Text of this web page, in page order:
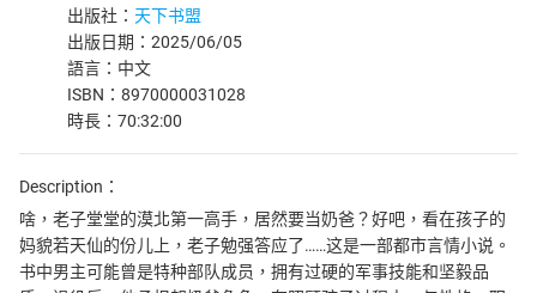
出版社： 天下书盟
出版日期：2025/06/05
語言：中文
ISBN：8970000031028
時長：70:32:00
Description：
啥，老子堂堂的漠北第一高手，居然要当奶爸？好吧，看在孩子的
妈貌若天仙的份儿上，老子勉强答应了……这是一部都市言情小说。
书中男主可能曾是特种部队成员，拥有过硬的军事技能和坚毅品